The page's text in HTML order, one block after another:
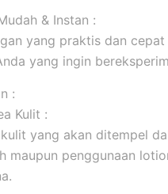
& Instan :
yang praktis dan
yang ingin
:
Kulit :
yang akan ditempel
maupun penggunaan